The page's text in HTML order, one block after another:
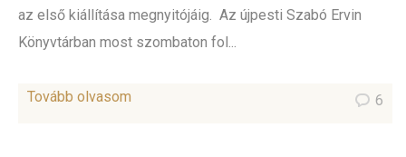
az első kiállítása megnyitójáig. Az újpesti Szabó Ervin
Könyvtárban most szombaton fol...
Tovább olvasom 6